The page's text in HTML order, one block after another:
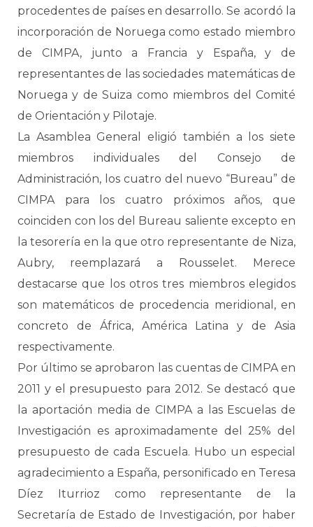
procedentes de países en desarrollo. Se acordó la
incorporación de Noruega como estado miembro
de CIMPA, junto a Francia y España, y de
representantes de las sociedades matemáticas de
Noruega y de Suiza como miembros del Comité
de Orientación y Pilotaje.
La Asamblea General eligió también a los siete
miembros individuales del Consejo de
Administración, los cuatro del nuevo “Bureau” de
CIMPA para los cuatro próximos años, que
coinciden con los del Bureau saliente excepto en
la tesorería en la que otro representante de Niza,
Aubry, reemplazará a Rousselet. Merece
destacarse que los otros tres miembros elegidos
son matemáticos de procedencia meridional, en
concreto de África, América Latina y de Asia
respectivamente.
Por último se aprobaron las cuentas de CIMPA en
2011 y el presupuesto para 2012. Se destacó que
la aportación media de CIMPA a las Escuelas de
Investigación es aproximadamente del 25% del
presupuesto de cada Escuela. Hubo un especial
agradecimiento a España, personificado en Teresa
Díez Iturrioz como representante de la
Secretaría de Estado de Investigación, por haber